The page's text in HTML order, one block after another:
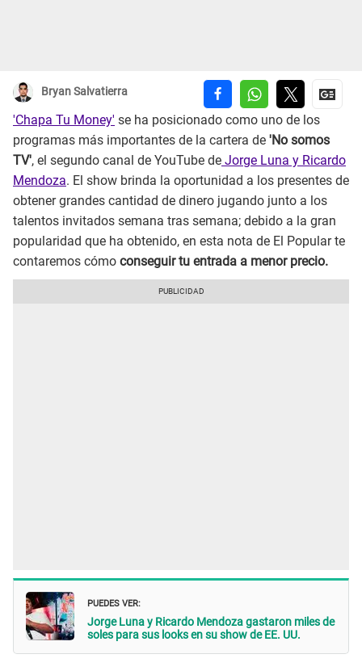
Bryan Salvatierra
'Chapa Tu Money' se ha posicionado como uno de los
programas más importantes de la cartera de 'No somos
TV', el segundo canal de YouTube de Jorge Luna y Ricardo
Mendoza. El show brinda la oportunidad a los presentes de
obtener grandes cantidad de dinero jugando junto a los
talentos invitados semana tras semana; debido a la gran
popularidad que ha obtenido, en esta nota de El Popular te
contaremos cómo conseguir tu entrada a menor precio.
PUEDES VER:
Jorge Luna y Ricardo Mendoza gastaron miles de
soles para sus looks en su show de EE. UU.